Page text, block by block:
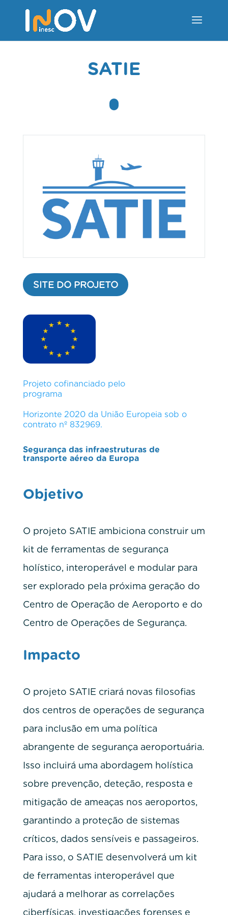
SATIE
SITE DO PROJETO
Projeto cofinanciado pelo
programa
Horizonte 2020 da União Europeia sob o
contrato nº 832969.
Segurança das infraestruturas de
transporte aéreo da Europa
Objetivo
O projeto SATIE ambiciona construir um
kit de ferramentas de segurança
holístico, interoperável e modular para
ser explorado pela próxima geração do
Centro de Operação de Aeroporto e do
Centro de Operações de Segurança.
Impacto
O projeto SATIE criará novas filosofias
dos centros de operações de segurança
para inclusão em uma política
abrangente de segurança aeroportuária.
Isso incluirá uma abordagem holística
sobre prevenção, deteção, resposta e
mitigação de ameaças nos aeroportos,
garantindo a proteção de sistemas
críticos, dados sensíveis e passageiros.
Para isso, o SATIE desenvolverá um kit
de ferramentas interoperável que
ajudará a melhorar as correlações
ciberfísicas, investigações forenses e